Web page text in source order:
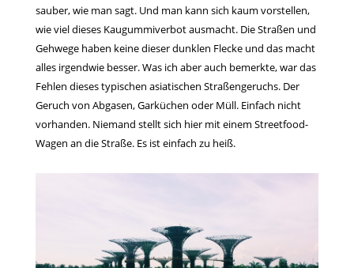
sauber, wie man sagt. Und man kann sich kaum vorstellen,
wie viel dieses Kaugummiverbot ausmacht. Die Straßen und
Gehwege haben keine dieser dunklen Flecke und das macht
alles irgendwie besser. Was ich aber auch bemerkte, war das
Fehlen dieses typischen asiatischen Straßengeruchs. Der
Geruch von Abgasen, Garküchen oder Müll. Einfach nicht
vorhanden. Niemand stellt sich hier mit einem Streetfood-
Wagen an die Straße. Es ist einfach zu heiß.